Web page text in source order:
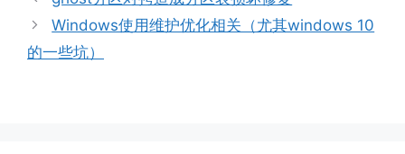
Windows使用维护优化相关（尤其windows 10
的一些坑）